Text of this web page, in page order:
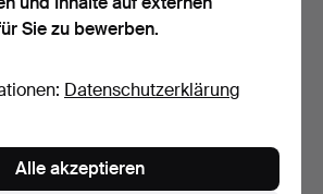
Beendete Auktionen aus unserem
Sie zu bewerben.
Datenschutzerklärung
Alle akzeptieren